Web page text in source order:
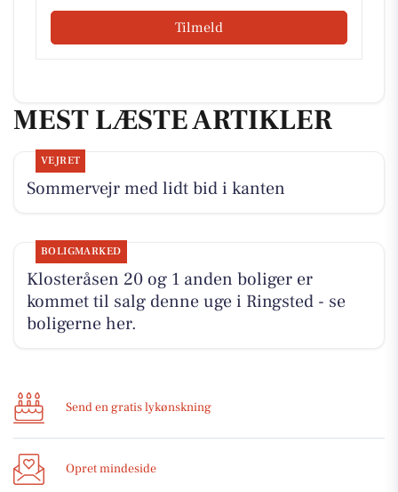
Tilmeld
MEST LÆSTE ARTIKLER
VEJRET
Sommervejr med lidt bid i kanten
BOLIGMARKED
Klosteråsen 20 og 1 anden boliger er
kommet til salg denne uge i Ringsted - se
boligerne her.
Send en gratis lykønskning
Opret mindeside